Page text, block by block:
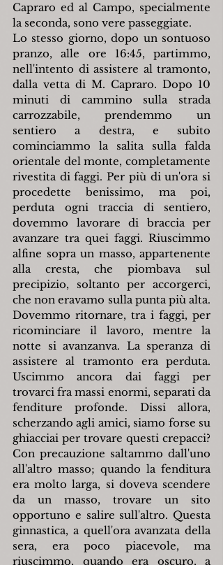
Capraro ed al Campo, specialmente
la seconda, sono vere passeggiate.
Lo stesso giorno, dopo un sontuoso
pranzo, alle ore 16:45, partimmo,
nell'intento di assistere al tramonto,
dalla vetta di M. Capraro. Dopo 10
minuti di cammino sulla strada
carrozzabile, prendemmo un
sentiero a destra, e subito
cominciammo la salita sulla falda
orientale del monte, completamente
rivestita di faggi. Per più di un'ora si
procedette benissimo, ma poi,
perduta ogni traccia di sentiero,
dovemmo lavorare di braccia per
avanzare tra quei faggi. Riuscimmo
alfine sopra un masso, appartenente
alla cresta, che piombava sul
precipizio, soltanto per accorgerci,
che non eravamo sulla punta più alta.
Dovemmo ritornare, tra i faggi, per
ricominciare il lavoro, mentre la
notte si avanzanva. La speranza di
assistere al tramonto era perduta.
Uscimmo ancora dai faggi per
trovarci fra massi enormi, separati da
fenditure profonde. Dissi allora,
scherzando agli amici, siamo forse su
ghiacciai per trovare questi crepacci?
Con precauzione saltammo dall'uno
all'altro masso; quando la fenditura
era molto larga, si doveva scendere
da un masso, trovare un sito
opportuno e salire sull'altro. Questa
ginnastica, a quell'ora avanzata della
sera, era poco piacevole, ma
riuscimmo, quando era oscuro, a